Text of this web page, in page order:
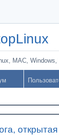
MAC,